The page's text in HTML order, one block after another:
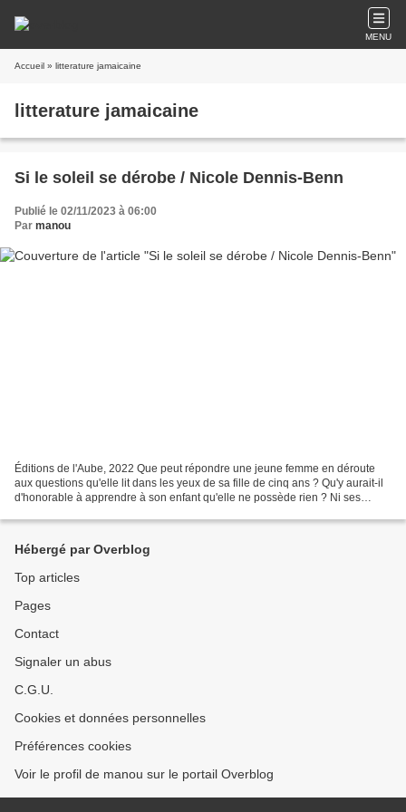
MENU
Accueil » litterature jamaicaine
litterature jamaicaine
Si le soleil se dérobe / Nicole Dennis-Benn
Publié le 02/11/2023 à 06:00
Par manou
Éditions de l'Aube, 2022 Que peut répondre une jeune femme en déroute
aux questions qu'elle lit dans les yeux de sa fille de cinq ans ? Qu'y aurait-il
d'honorable à apprendre à son enfant qu'elle ne possède rien ? Ni ses
Hébergé par Overblog
Top articles
Pages
Contact
Signaler un abus
C.G.U.
Cookies et données personnelles
Préférences cookies
Voir le profil de manou sur le portail Overblog